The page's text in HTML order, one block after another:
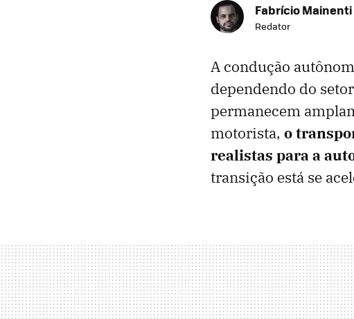
Fabrício Mainenti
Redator
A condução
dependendo do
permanecem
motorista, o
realistas para a
transição está se